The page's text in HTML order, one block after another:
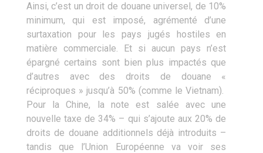
Ainsi, c’est un droit de douane universel, de 10%
minimum, qui est imposé, agrémenté d’une
surtaxation pour les pays jugés hostiles en
matière commerciale. Et si aucun pays n’est
épargné certains sont bien plus impactés que
d’autres avec des droits de douane «
réciproques » jusqu’à 50% (comme le Vietnam).
Pour la Chine, la note est salée avec une
nouvelle taxe de 34% – qui s’ajoute aux 20% de
droits de douane additionnels déjà introduits –
tandis que l’Union Européenne va voir ses